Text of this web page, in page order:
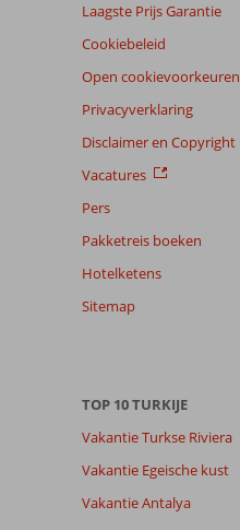
Laagste Prijs Garantie
Cookiebeleid
Open cookievoorkeuren
Privacyverklaring
Disclaimer en Copyright
Vacatures
Pers
Pakketreis boeken
Hotelketens
Sitemap
TOP 10 TURKIJE
Vakantie Turkse Riviera
Vakantie Egeische kust
Vakantie Antalya